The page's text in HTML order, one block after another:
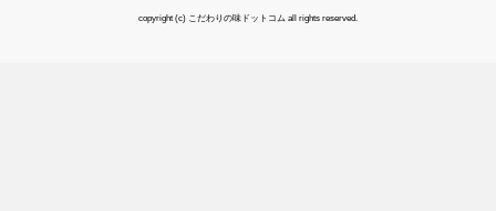
copyright (c) こだわりの味ドットコム all rights reserved.